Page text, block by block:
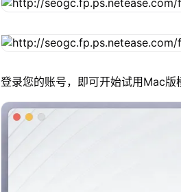
登录您的账号，即可开始试用Mac版